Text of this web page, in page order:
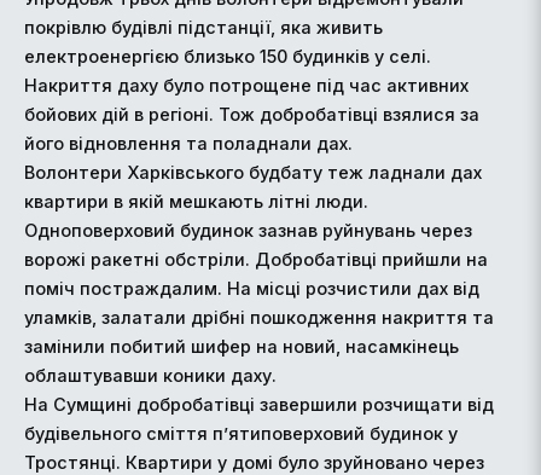
покрівлю будівлі підстанції, яка живить
електроенергією близько 150 будинків у селі.
Накриття даху було потрощене під час активних
бойових дій в регіоні. Тож добробатівці взялися за
його відновлення та поладнали дах.
Волонтери Харківського будбату теж ладнали дах
квартири в якій мешкають літні люди.
Одноповерховий будинок зазнав руйнувань через
ворожі ракетні обстріли. Добробатівці прийшли на
поміч постраждалим. На місці розчистили дах від
уламків, залатали дрібні пошкодження накриття та
замінили побитий шифер на новий, насамкінець
облаштувавши коники даху.
На Сумщині добробатівці завершили розчищати від
будівельного сміття п’ятиповерховий будинок у
Тростянці. Квартири у домі було зруйновано через